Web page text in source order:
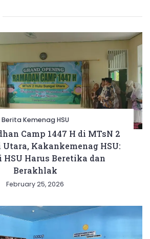
Berita Kemenag HSU
Camp 1447 H di MTsN 2
Utara, Kakankemenag HSU:
HSU Harus Beretika dan
Berakhlak
February 25, 2026